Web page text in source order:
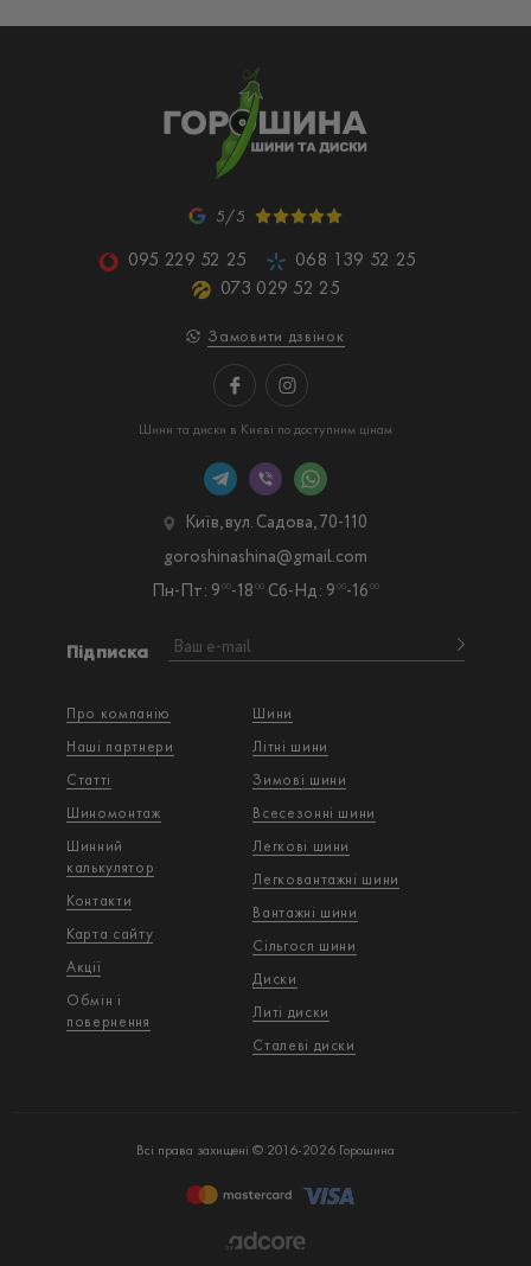
5/5
095 229 52 25
068 139 52 25
073 029 52 25
Замовити дзвінок
Шини та диски в Києві по доступним цінам
Про компанію
Наші партнери
Статті
Шиномонтаж
Шинний
калькулятор
Контакти
Карта сайту
Акції
Обмін і
повернення
Шини
Літні шини
Зимові шини
Всесезонні шини
Легкові шини
Легковантажнi шини
Вантажнi шини
Сільгосп шини
Диски
Литі диски
Сталеві диски
Підписка
Київ, вул. Садова, 70-110
Пн-Пт: 9 00-18 00 Сб-Нд: 9 00-16 00
goroshinashina@gmail.com
Всі права захищені © 2016-2026 Горошина